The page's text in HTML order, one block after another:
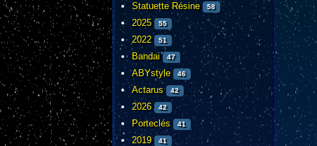
Statuette Résine 58
2025 55
2022 51
Bandai 47
ABYstyle 46
Actarus 42
2026 42
Porteclés 41
2019 41